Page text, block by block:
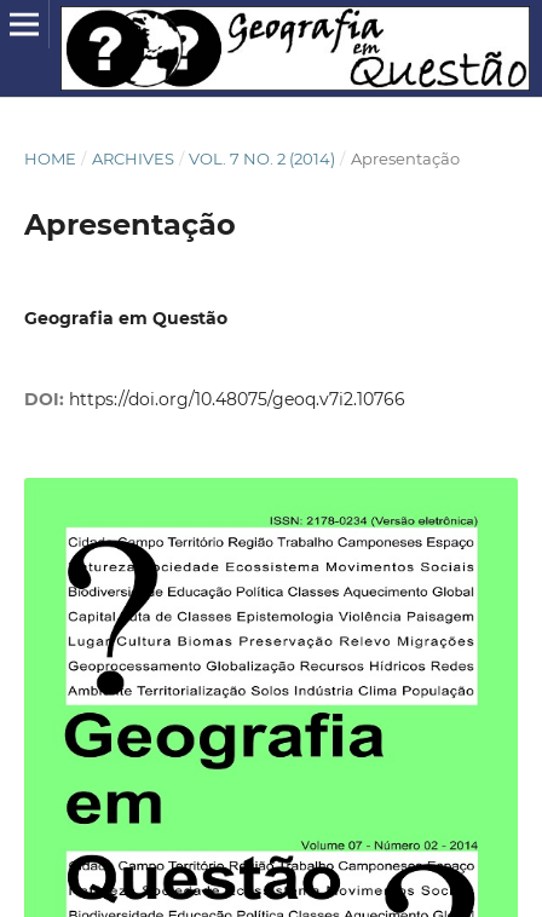
HOME / ARCHIVES / VOL. 7 NO. 2 (2014) / Apresentação
Apresentação
Geografia em Questão
DOI: https://doi.org/10.48075/geoq.v7i2.10766